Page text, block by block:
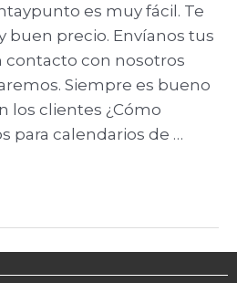
es muy fácil. Te
buen precio. Envíanos tus
contacto con nosotros
Siempre es bueno
los clientes ¿Cómo
para calendarios de …